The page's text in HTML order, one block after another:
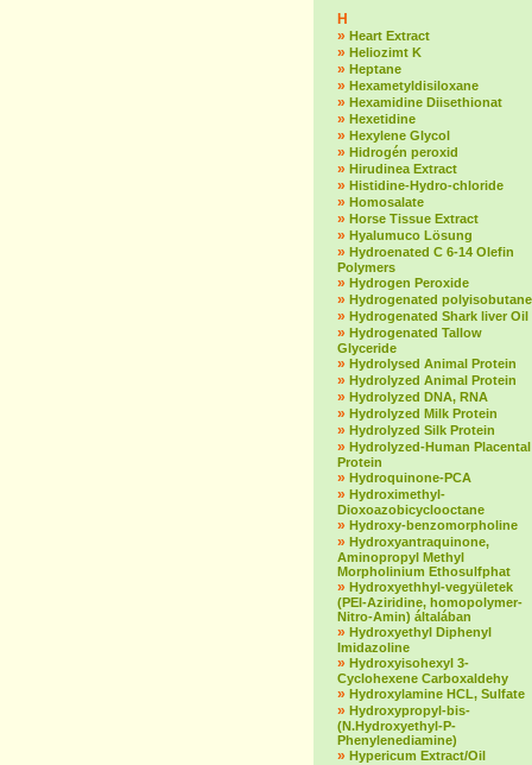
H
» Heart Extract
» Heliozimt K
» Heptane
» Hexametyldisiloxane
» Hexamidine Diisethionat
» Hexetidine
» Hexylene Glycol
» Hidrogén peroxid
» Hirudinea Extract
» Histidine-Hydro-chloride
» Homosalate
» Horse Tissue Extract
» Hyalumuco Lösung
» Hydroenated C 6-14 Olefin
Polymers
» Hydrogen Peroxide
» Hydrogenated polyisobutane
» Hydrogenated Shark liver Oil
» Hydrogenated Tallow
Glyceride
» Hydrolysed Animal Protein
» Hydrolyzed Animal Protein
» Hydrolyzed DNA, RNA
» Hydrolyzed Milk Protein
» Hydrolyzed Silk Protein
» Hydrolyzed-Human Placental
Protein
» Hydroquinone-PCA
» Hydroximethyl-
Dioxoazobicyclooctane
» Hydroxy-benzomorpholine
» Hydroxyantraquinone,
Aminopropyl Methyl
Morpholinium Ethosulfphat
» Hydroxyethhyl-vegyületek
(PEI-Aziridine, homopolymer-
Nitro-Amin) általában
» Hydroxyethyl Diphenyl
Imidazoline
» Hydroxyisohexyl 3-
Cyclohexene Carboxaldehy
» Hydroxylamine HCL, Sulfate
» Hydroxypropyl-bis-
(N.Hydroxyethyl-P-
Phenylenediamine)
» Hypericum Extract/Oil